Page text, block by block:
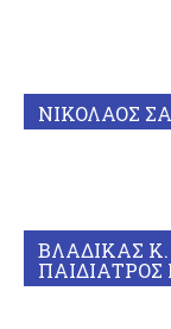
ΝΙΚΟΛΑΟΣ
ΒΛΑΔΙΚΑΣ Κ.
ΠΑΙΔΙΑΤΡΟΣ